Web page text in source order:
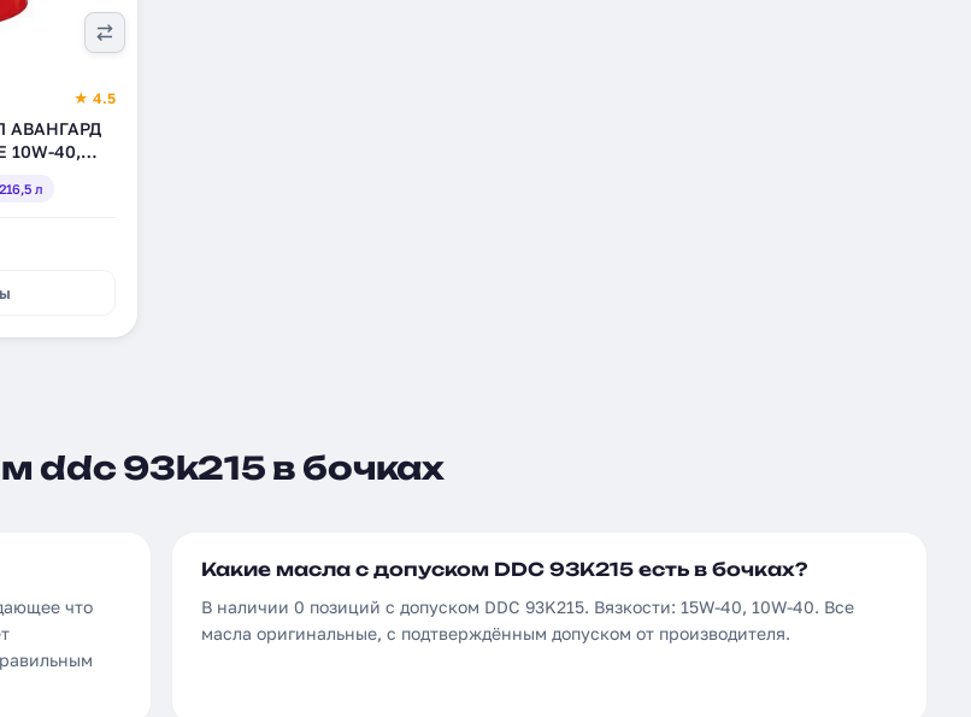
★ 4.5
АВАНГАРД
40,
216,5 л
ddc 93k215 в бочках
что
Какие масла с допуском DDC 93K215 есть в бочках?
В наличии 0 позиций с допуском DDC 93K215. Вязкости: 15W-40, 10W-40. Все
масла оригинальные, с подтверждённым допуском от производителя.